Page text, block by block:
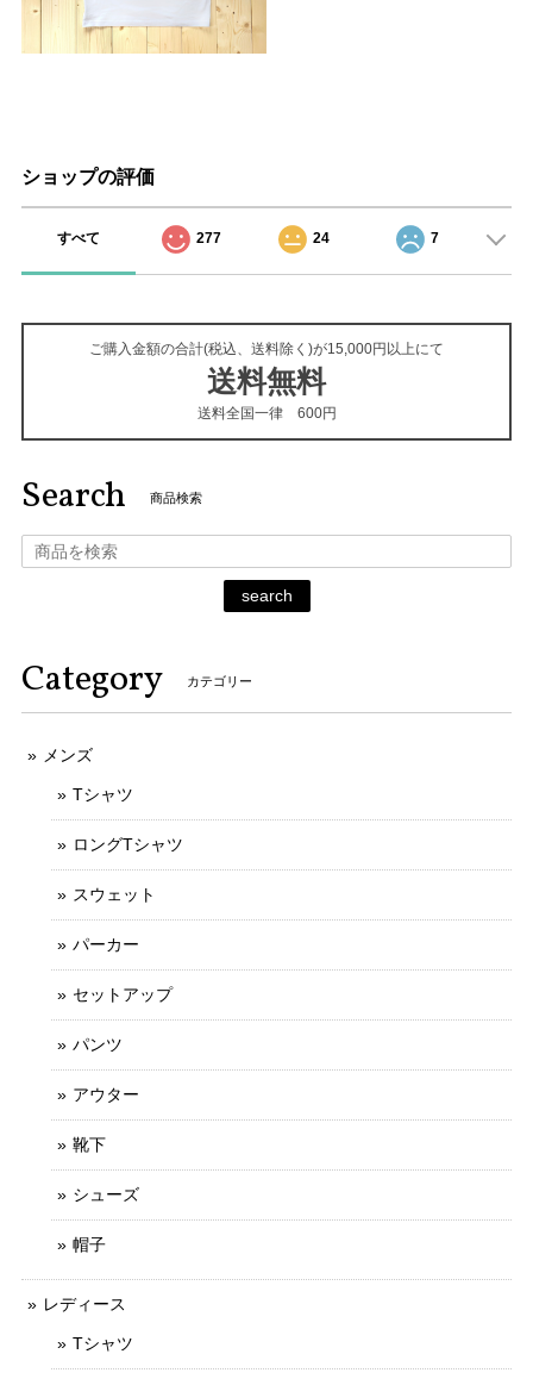
ショップの評価
すべて 277 24 7
ご購入金額の合計(税込、送料除く)が15,000円以上にて
送料無料
送料全国一律 600円
Search 商品検索
search
Category カテゴリー
メンズ
Tシャツ
ロングTシャツ
スウェット
パーカー
セットアップ
パンツ
アウター
靴下
シューズ
帽子
レディース
Tシャツ